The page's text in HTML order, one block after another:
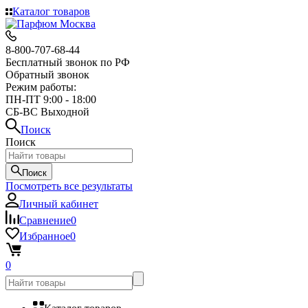
Каталог товаров
8-800-707-68-44
Бесплатный звонок по РФ
Обратный звонок
Режим работы:
ПН-ПТ 9:00 - 18:00
СБ-ВС Выходной
Поиск
Поиск
Поиск
Посмотреть все результаты
Личный кабинет
Сравнение0
Избранное0
0